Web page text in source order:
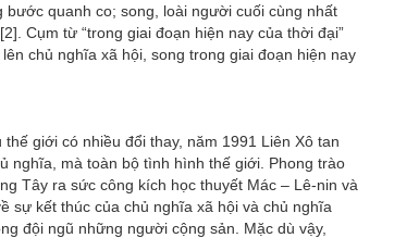
quanh co; song, loài người cuối cùng nhất
[2] . Cụm từ “trong giai đoạn hiện nay của thời đại”
chủ nghĩa xã hội, song trong giai đoạn hiện nay
giới có nhiều đổi thay, năm 1991 Liên Xô tan
nghĩa, mà toàn bộ tình hình thế giới. Phong trào
Tây ra sức công kích học thuyết Mác – Lê-nin và
sự kết thúc của chủ nghĩa xã hội và chủ nghĩa
đội ngũ những người cộng sản. Mặc dù vậy,